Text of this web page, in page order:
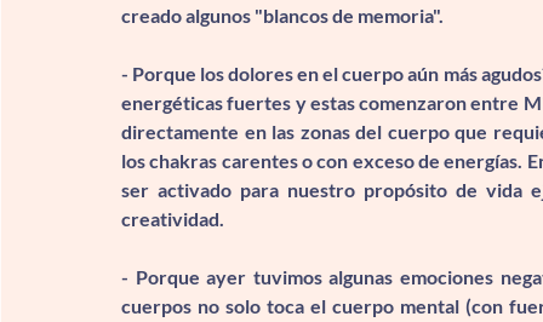
creado algunos "blancos de memoria".
- Porque los dolores en el cuerpo aún más agudos
energéticas fuertes y estas comenzaron entre
directamente en las zonas del cuerpo que
los chakras carentes o con exceso de energías.
ser activado para nuestro propósito de vida
creatividad.
- Porque ayer tuvimos algunas emociones
cuerpos no solo toca el cuerpo mental (con